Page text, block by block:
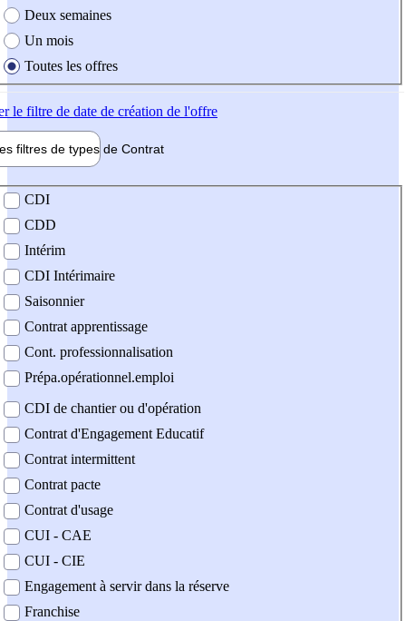
Deux semaines
Un mois
Toutes les offres
le filtre de date de création de l'offre
filtres de types de Contrat
contrat
CDI
CDD
Intérim
CDI Intérimaire
Saisonnier
Contrat apprentissage
Cont. professionnalisation
Prépa.opérationnel.emploi
CDI de chantier ou d'opération
Contrat d'Engagement Educatif
Contrat intermittent
Contrat pacte
Contrat d'usage
CUI - CAE
CUI - CIE
Engagement à servir dans la réserve
Franchise